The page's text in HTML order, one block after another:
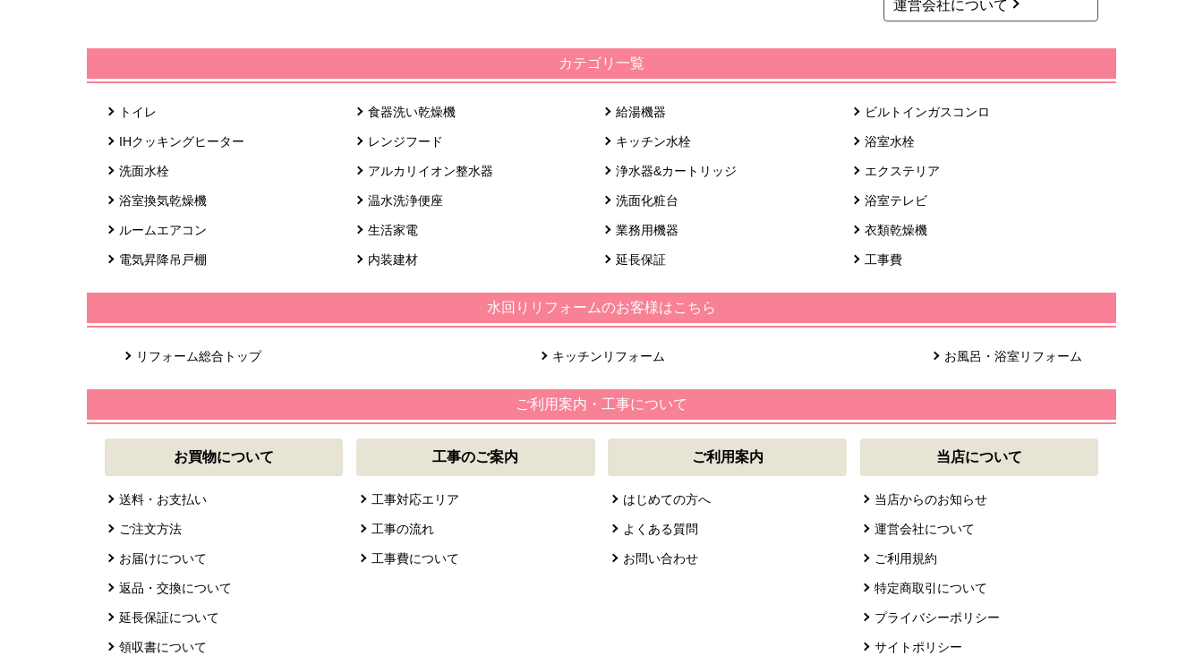
運営会社について
カテゴリ一覧
トイレ 食器洗い乾燥機 給湯機器 ビルトインガスコンロ
IHクッキングヒーター レンジフード キッチン水栓 浴室水栓
洗面水栓 アルカリイオン整水器 浄水器&カートリッジ エクステリア
浴室換気乾燥機 温水洗浄便座 洗面化粧台 浴室テレビ
ルームエアコン 生活家電 業務用機器 衣類乾燥機
電気昇降吊戸棚 内装建材 延長保証 工事費
水回りリフォームのお客様はこちら
リフォーム総合トップ キッチンリフォーム お風呂・浴室リフォーム
ご利用案内・工事について
お買物について
送料・お支払い
ご注文方法
お届けについて
返品・交換について
延長保証について
領収書について
工事のご案内
工事対応エリア
工事の流れ
工事費について
ご利用案内
はじめての方へ
よくある質問
お問い合わせ
当店について
当店からのお知らせ
運営会社について
ご利用規約
特定商取引について
プライバシーポリシー
サイトポリシー